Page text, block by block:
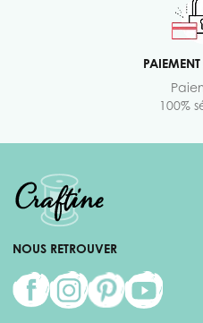
PAIEMENT
100%
NOUS RETROUVER